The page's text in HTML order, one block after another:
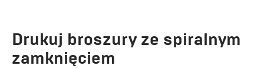
Drukuj broszury ze spiralnym
zamknięciem